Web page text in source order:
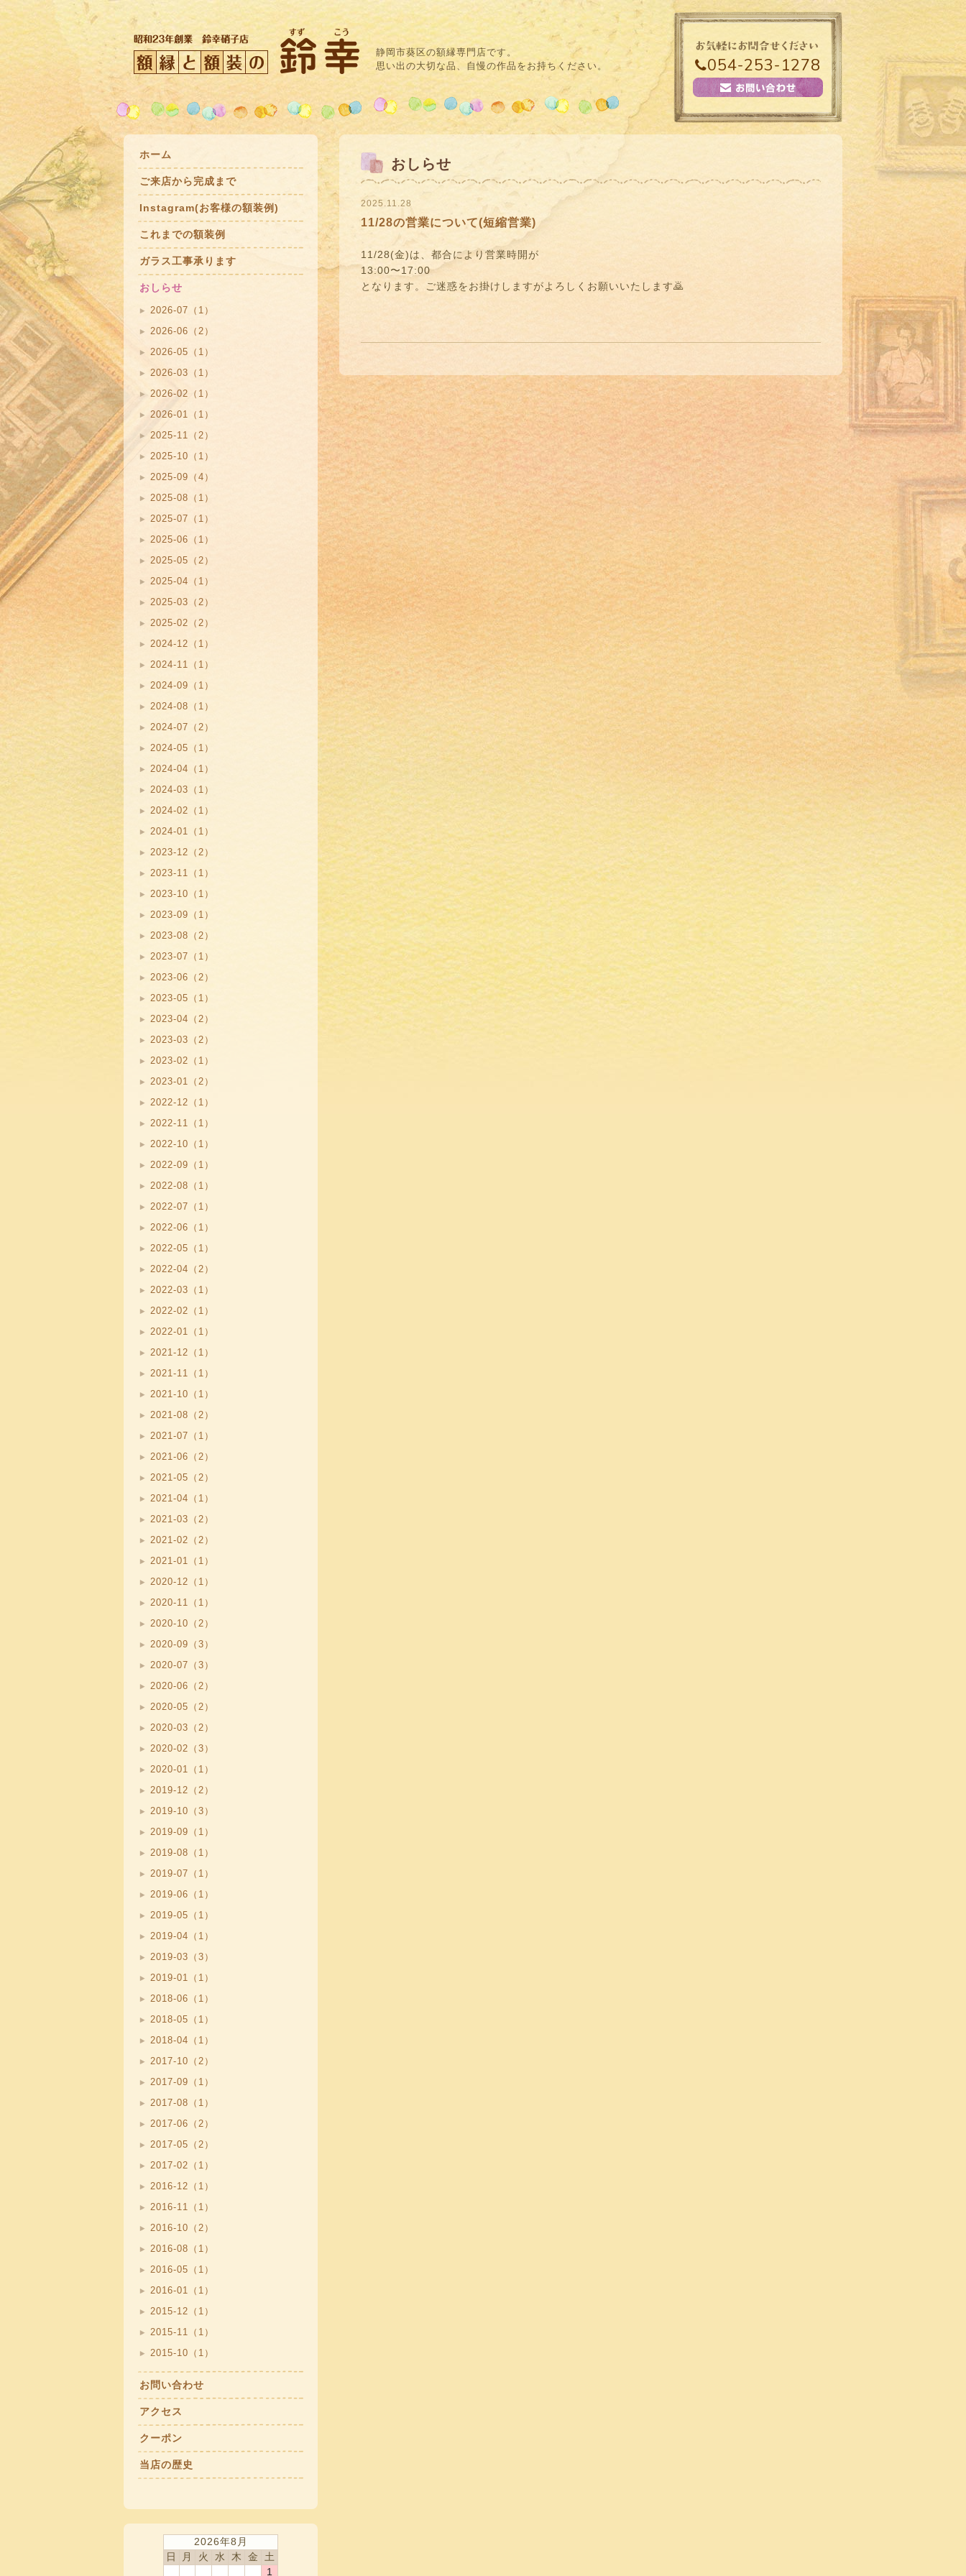
静岡市葵区の額縁専門店です。
思い出の大切な品、自慢の作品をお持ちください。
054-253-1278
おしらせ
2025.11.28
11/28の営業について(短縮営業)
11/28(金)は、都合により営業時開が
13:00〜17:00
となります。ご迷惑をお掛けしますがよろしくお願いいたします🙇
ホーム
ご来店から完成まで
Instagram(お客様の額装例)
これまでの額装例
ガラス工事承ります
おしらせ
2026-07（1）
2026-06（2）
2026-05（1）
2026-03（1）
2026-02（1）
2026-01（1）
2025-11（2）
2025-10（1）
2025-09（4）
2025-08（1）
2025-07（1）
2025-06（1）
2025-05（2）
2025-04（1）
2025-03（2）
2025-02（2）
2024-12（1）
2024-11（1）
2024-09（1）
2024-08（1）
2024-07（2）
2024-05（1）
2024-04（1）
2024-03（1）
2024-02（1）
2024-01（1）
2023-12（2）
2023-11（1）
2023-10（1）
2023-09（1）
2023-08（2）
2023-07（1）
2023-06（2）
2023-05（1）
2023-04（2）
2023-03（2）
2023-02（1）
2023-01（2）
2022-12（1）
2022-11（1）
2022-10（1）
2022-09（1）
2022-08（1）
2022-07（1）
2022-06（1）
2022-05（1）
2022-04（2）
2022-03（1）
2022-02（1）
2022-01（1）
2021-12（1）
2021-11（1）
2021-10（1）
2021-08（2）
2021-07（1）
2021-06（2）
2021-05（2）
2021-04（1）
2021-03（2）
2021-02（2）
2021-01（1）
2020-12（1）
2020-11（1）
2020-10（2）
2020-09（3）
2020-07（3）
2020-06（2）
2020-05（2）
2020-03（2）
2020-02（3）
2020-01（1）
2019-12（2）
2019-10（3）
2019-09（1）
2019-08（1）
2019-07（1）
2019-06（1）
2019-05（1）
2019-04（1）
2019-03（3）
2019-01（1）
2018-06（1）
2018-05（1）
2018-04（1）
2017-10（2）
2017-09（1）
2017-08（1）
2017-06（2）
2017-05（2）
2017-02（1）
2016-12（1）
2016-11（1）
2016-10（2）
2016-08（1）
2016-05（1）
2016-01（1）
2015-12（1）
2015-11（1）
2015-10（1）
お問い合わせ
アクセス
クーポン
当店の歴史
2026年8月
日
月 火 水 木 金
土
1